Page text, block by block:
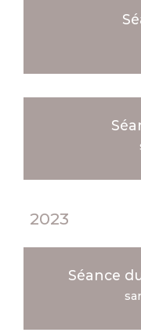
2023
Séance